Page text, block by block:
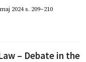
maj 2024s. 209–210
– Debate in the